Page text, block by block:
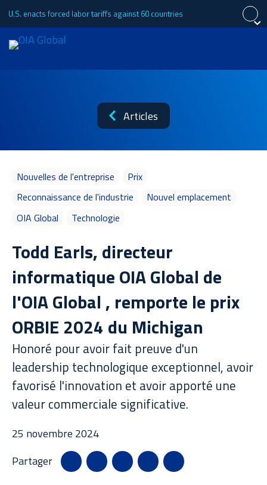
U.S. enacts forced labor tariffs against 60 countries
日本語
Articles
Nouvelles de l'entreprise
Prix
Reconnaissance de l'industrie
Nouvel emplacement
OIA Global
Technologie
Todd Earls, directeur
informatique OIA Global de
l'OIA Global , remporte le prix
ORBIE 2024 du Michigan
Honoré pour avoir fait preuve d'un
leadership technologique exceptionnel, avoir
favorisé l'innovation et avoir apporté une
valeur commerciale significative.
25 novembre 2024
Partager
Demande de devis
Services
Les secteurs d'activité
Nouvelles
Études de cas
Bibliothèque de ressources